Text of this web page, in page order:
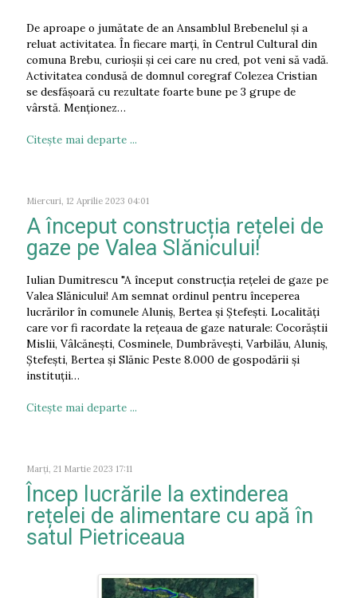
De aproape o jumătate de an Ansamblul Brebenelul și a
reluat activitatea. În fiecare marți, în Centrul Cultural din
comuna Brebu, curioșii și cei care nu cred, pot veni să vadă.
Activitatea condusă de domnul coregraf Colezea Cristian
se desfășoară cu rezultate foarte bune pe 3 grupe de
vârstă. Menționez…
Citeşte mai departe ...
Miercuri, 12 Aprilie 2023 04:01
A început construcția rețelei de
gaze pe Valea Slănicului!
Iulian Dumitrescu "A început construcția rețelei de gaze pe
Valea Slănicului! Am semnat ordinul pentru începerea
lucrărilor în comunele Aluniş, Bertea şi Ştefeşti. Localități
care vor fi racordate la rețeaua de gaze naturale: Cocorăștii
Mislii, Vâlcănești, Cosminele, Dumbrăvești, Varbilău, Aluniș,
Ștefești, Bertea și Slănic Peste 8.000 de gospodării și
instituții…
Citeşte mai departe ...
Marți, 21 Martie 2023 17:11
Încep lucrările la extinderea
rețelei de alimentare cu apă în
satul Pietriceaua